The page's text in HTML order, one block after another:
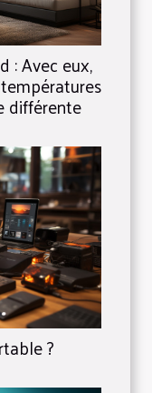
: Avec eux,
différente
?